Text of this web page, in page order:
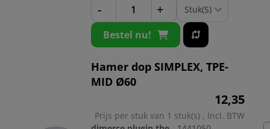
- +
Bestel nu!
Hamer dop SIMPLEX, TPE-
MID Ø60
12,35
Prijs per stuk van 1 stuk(s) , Incl. BTW